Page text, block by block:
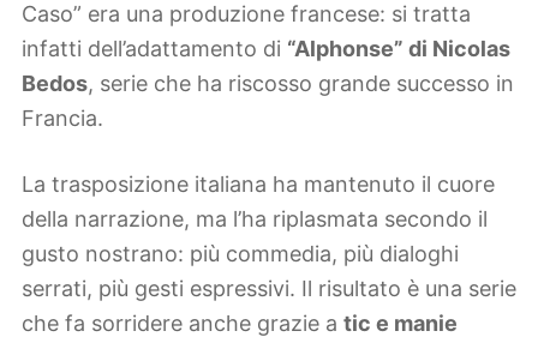
Caso” era una produzione francese: si tratta
infatti dell’adattamento di “Alphonse” di Nicolas
Bedos, serie che ha riscosso grande successo in
Francia.
La trasposizione italiana ha mantenuto il cuore
della narrazione, ma l’ha riplasmata secondo il
gusto nostrano: più commedia, più dialoghi
serrati, più gesti espressivi. Il risultato è una serie
che fa sorridere anche grazie a tic e manie